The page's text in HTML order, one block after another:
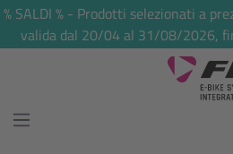
principale
% SALDI % - Prodotti selezionati a
valida dal 20/04 al 31/08/2026,